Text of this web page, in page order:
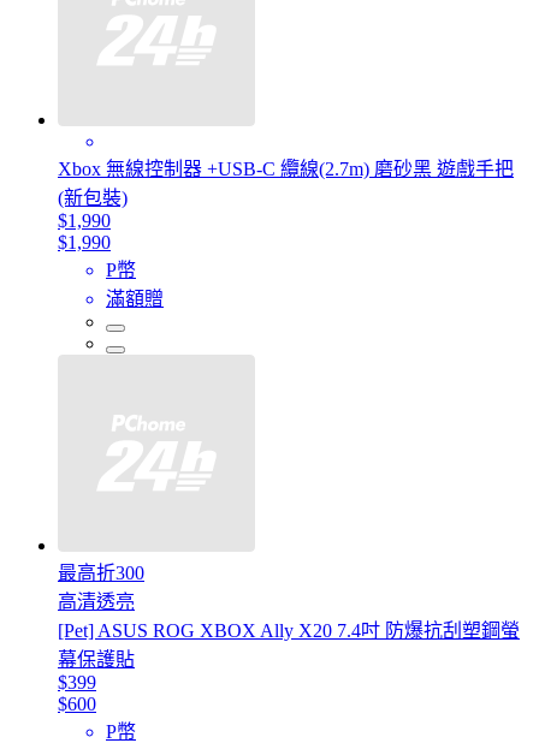
Xbox 無線控制器 +USB-C 纜線(2.7m) 磨砂黑 遊戲手把
(新包裝)
$1,990
$1,990
P幣
滿額贈
最高折300
高清透亮
[Pet] ASUS ROG XBOX Ally X20 7.4吋 防爆抗刮塑鋼螢
幕保護貼
$399
$600
P幣